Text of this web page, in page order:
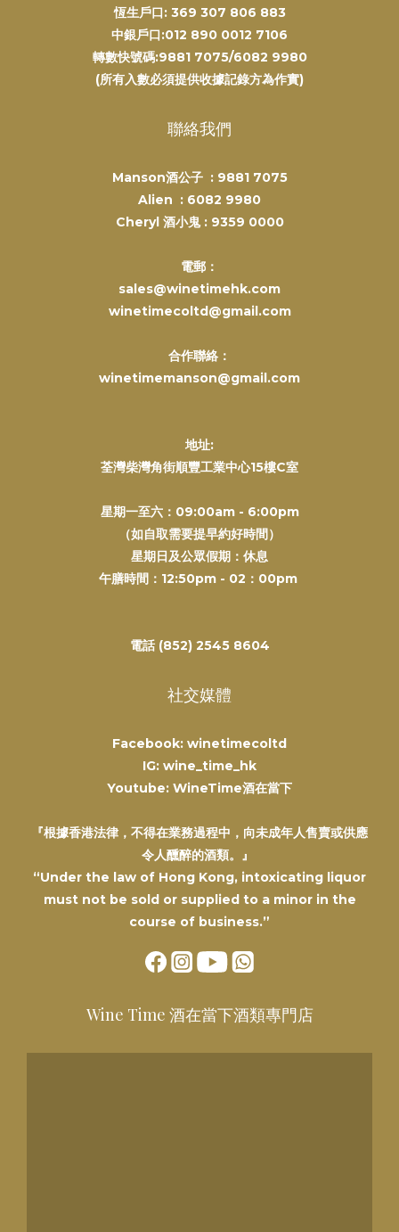
恆生戶口: 369 307 806 883
中銀戶口:012 890 0012 7106
轉數快號碼:9881 7075/6082 9980
(所有入數必須提供收據記錄方為作實)
聯絡我們
Manson酒公子 : 9881 7075
Alien : 6082 9980
Cheryl 酒小鬼 : 9359 0000
電郵：
sales@winetimehk.com
winetimecoltd@gmail.com
合作聯絡：
winetimemanson@gmail.com
地址:
荃灣柴灣角街順豐工業中心15樓C室
星期一至六：09:00am - 6:00pm
（如自取需要提早約好時間）
星期日及公眾假期：休息
午膳時間：12:50pm - 02：00pm
電話 (852) 2545 8604
社交媒體
Facebook: winetimecoltd
IG: wine_time_hk
Youtube: WineTime酒在當下
『根據香港法律，不得在業務過程中，向未成年人售賣或供應
令人醺醉的酒類。』
“Under the law of Hong Kong, intoxicating liquor
must not be sold or supplied to a minor in the
course of business.”
Wine Time 酒在當下酒類專門店